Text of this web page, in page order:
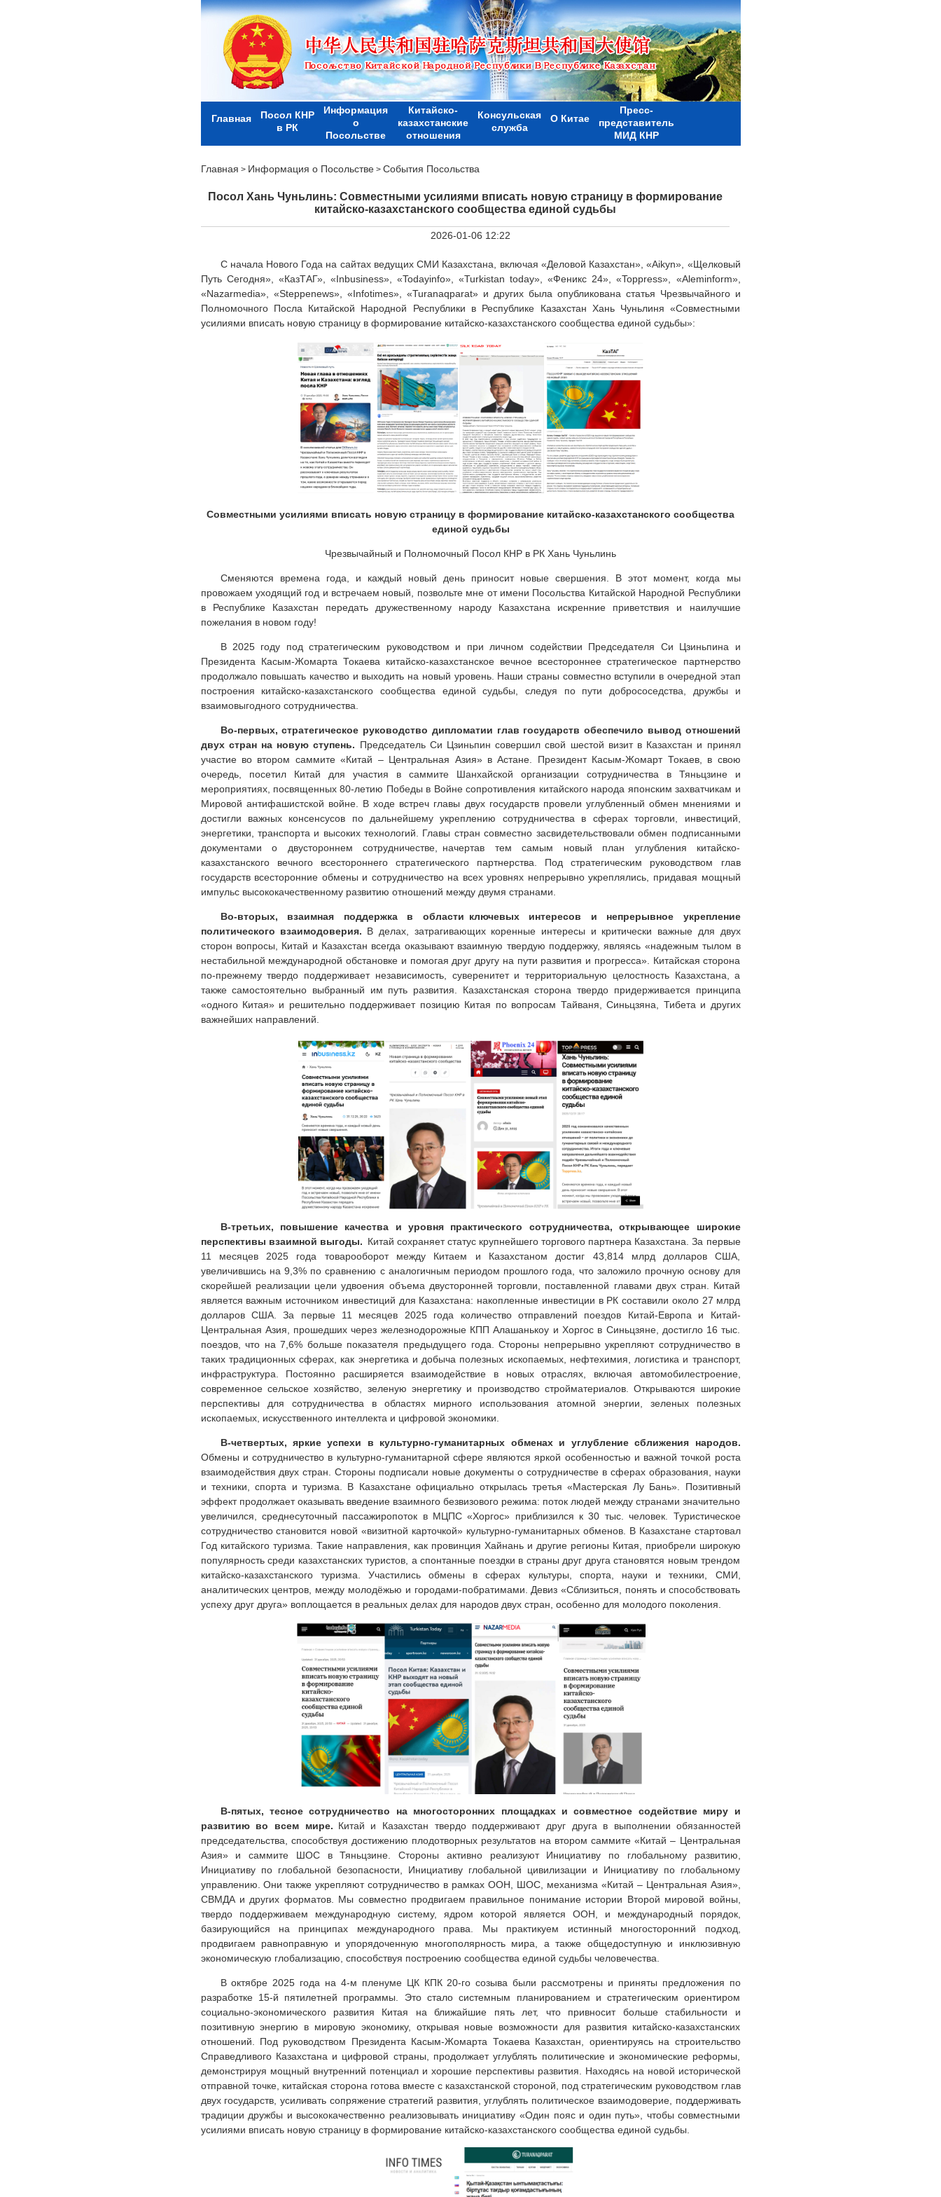
Главная
Посол КНР
в РК
Информация
о
Посольстве
Китайско-
казахстанские
отношения
Консульская
служба
О Китае
Пресс-
представитель
МИД КНР
Главная > Информация о Посольстве> События Посольства
Посол Хань Чуньлинь: Совместными усилиями вписать новую страницу в формирование
китайско-казахстанского сообщества единой судьбы
2026-01-06 12:22
С начала Нового Года на сайтах ведущих СМИ Казахстана, включая «Деловой Казахстан», «Aikyn», «Щелковый
Путь Сегодня», «КазТАГ», «Inbusiness», «Todayinfo», «Turkistan today», «Феникс 24», «Toppress», «Aleminform»,
«Nazarmedia», «Steppenews», «Infotimes», «Turanaqparat» и других была опубликована статья Чрезвычайного и
Полномочного Посла Китайской Народной Республики в Республике Казахстан Хань Чуньлиня «Совместными
усилиями вписать новую страницу в формирование китайско-казахстанского сообщества единой судьбы»:
Совместными усилиями вписать новую страницу в формирование китайско-казахстанского сообщества
единой судьбы
Чрезвычайный и Полномочный Посол КНР в РК Хань Чуньлинь
Сменяются времена года, и каждый новый день приносит новые свершения. В этот момент, когда мы
провожаем уходящий год и встречаем новый, позвольте мне от имени Посольства Китайской Народной Республики
в Республике Казахстан передать дружественному народу Казахстана искренние приветствия и наилучшие
пожелания в новом году!
В 2025 году под стратегическим руководством и при личном содействии Председателя Си Цзиньпина и
Президента Касым-Жомарта Токаева китайско-казахстанское вечное всестороннее стратегическое партнерство
продолжало повышать качество и выходить на новый уровень. Наши страны совместно вступили в очередной этап
построения китайско-казахстанского сообщества единой судьбы, следуя по пути добрососедства, дружбы и
взаимовыгодного сотрудничества.
Во-первых, стратегическое руководство дипломатии глав государств обеспечило вывод отношений
двух стран на новую ступень. Председатель Си Цзиньпин совершил свой шестой визит в Казахстан и принял
участие во втором саммите «Китай – Центральная Азия» в Астане. Президент Касым-Жомарт Токаев, в свою
очередь, посетил Китай для участия в саммите Шанхайской организации сотрудничества в Тяньцзине и
мероприятиях, посвященных 80-летию Победы в Войне сопротивления китайского народа японским захватчикам и
Мировой антифашистской войне. В ходе встреч главы двух государств провели углубленный обмен мнениями и
достигли важных консенсусов по дальнейшему укреплению сотрудничества в сферах торговли, инвестиций,
энергетики, транспорта и высоких технологий. Главы стран совместно засвидетельствовали обмен подписанными
документами о двустороннем сотрудничестве, начертав тем самым новый план углубления китайско-
казахстанского вечного всестороннего стратегического партнерства. Под стратегическим руководством глав
государств всесторонние обмены и сотрудничество на всех уровнях непрерывно укреплялись, придавая мощный
импульс высококачественному развитию отношений между двумя странами.
Во-вторых, взаимная поддержка в области ключевых интересов и непрерывное укрепление
политического взаимодоверия. В делах, затрагивающих коренные интересы и критически важные для двух
сторон вопросы, Китай и Казахстан всегда оказывают взаимную твердую поддержку, являясь «надежным тылом в
нестабильной международной обстановке и помогая друг другу на пути развития и прогресса». Китайская сторона
по-прежнему твердо поддерживает независимость, суверенитет и территориальную целостность Казахстана, а
также самостоятельно выбранный им путь развития. Казахстанская сторона твердо придерживается принципа
«одного Китая» и решительно поддерживает позицию Китая по вопросам Тайваня, Синьцзяна, Тибета и других
важнейших направлений.
В-третьих, повышение качества и уровня практического сотрудничества, открывающее широкие
перспективы взаимной выгоды. Китай сохраняет статус крупнейшего торгового партнера Казахстана. За первые
11 месяцев 2025 года товарооборот между Китаем и Казахстаном достиг 43,814 млрд долларов США,
увеличившись на 9,3% по сравнению с аналогичным периодом прошлого года, что заложило прочную основу для
скорейшей реализации цели удвоения объема двусторонней торговли, поставленной главами двух стран. Китай
является важным источником инвестиций для Казахстана: накопленные инвестиции в РК составили около 27 млрд
долларов США. За первые 11 месяцев 2025 года количество отправлений поездов Китай-Европа и Китай-
Центральная Азия, прошедших через железнодорожные КПП Алашанькоу и Хоргос в Синьцзяне, достигло 16 тыс.
поездов, что на 7,6% больше показателя предыдущего года. Стороны непрерывно укрепляют сотрудничество в
таких традиционных сферах, как энергетика и добыча полезных ископаемых, нефтехимия, логистика и транспорт,
инфраструктура. Постоянно расширяется взаимодействие в новых отраслях, включая автомобилестроение,
современное сельское хозяйство, зеленую энергетику и производство стройматериалов. Открываются широкие
перспективы для сотрудничества в областях мирного использования атомной энергии, зеленых полезных
ископаемых, искусственного интеллекта и цифровой экономики.
В-четвертых, яркие успехи в культурно-гуманитарных обменах и углубление сближения народов.
Обмены и сотрудничество в культурно-гуманитарной сфере являются яркой особенностью и важной точкой роста
взаимодействия двух стран. Стороны подписали новые документы о сотрудничестве в сферах образования, науки
и техники, спорта и туризма. В Казахстане официально открылась третья «Мастерская Лу Бань». Позитивный
эффект продолжает оказывать введение взаимного безвизового режима: поток людей между странами значительно
увеличился, среднесуточный пассажиропоток в МЦПС «Хоргос» приблизился к 30 тыс. человек. Туристическое
сотрудничество становится новой «визитной карточкой» культурно-гуманитарных обменов. В Казахстане стартовал
Год китайского туризма. Такие направления, как провинция Хайнань и другие регионы Китая, приобрели широкую
популярность среди казахстанских туристов, а спонтанные поездки в страны друг друга становятся новым трендом
китайско-казахстанского туризма. Участились обмены в сферах культуры, спорта, науки и техники, СМИ,
аналитических центров, между молодёжью и городами-побратимами. Девиз «Сблизиться, понять и способствовать
успеху друг друга» воплощается в реальных делах для народов двух стран, особенно для молодого поколения.
В-пятых, тесное сотрудничество на многосторонних площадках и совместное содействие миру и
развитию во всем мире. Китай и Казахстан твердо поддерживают друг друга в выполнении обязанностей
председательства, способствуя достижению плодотворных результатов на втором саммите «Китай – Центральная
Азия» и саммите ШОС в Тяньцзине. Стороны активно реализуют Инициативу по глобальному развитию,
Инициативу по глобальной безопасности, Инициативу глобальной цивилизации и Инициативу по глобальному
управлению. Они также укрепляют сотрудничество в рамках ООН, ШОС, механизма «Китай – Центральная Азия»,
СВМДА и других форматов. Мы совместно продвигаем правильное понимание истории Второй мировой войны,
твердо поддерживаем международную систему, ядром которой является ООН, и международный порядок,
базирующийся на принципах международного права. Мы практикуем истинный многосторонний подход,
продвигаем равноправную и упорядоченную многополярность мира, а также общедоступную и инклюзивную
экономическую глобализацию, способствуя построению сообщества единой судьбы человечества.
В октябре 2025 года на 4-м пленуме ЦК КПК 20-го созыва были рассмотрены и приняты предложения по
разработке 15-й пятилетней программы. Это стало системным планированием и стратегическим ориентиром
социально-экономического развития Китая на ближайшие пять лет, что привносит больше стабильности и
позитивную энергию в мировую экономику, открывая новые возможности для развития китайско-казахстанских
отношений. Под руководством Президента Касым-Жомарта Токаева Казахстан, ориентируясь на строительство
Справедливого Казахстана и цифровой страны, продолжает углублять политические и экономические реформы,
демонстрируя мощный внутренний потенциал и хорошие перспективы развития. Находясь на новой исторической
отправной точке, китайская сторона готова вместе с казахстанской стороной, под стратегическим руководством глав
двух государств, усиливать сопряжение стратегий развития, углублять политическое взаимодоверие, поддерживать
традиции дружбы и высококачественно реализовывать инициативу «Один пояс и один путь», чтобы совместными
усилиями вписать новую страницу в формирование китайско-казахстанского сообщества единой судьбы.